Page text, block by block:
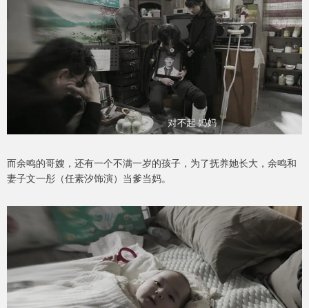
而余鸣的哥嫂，还有一个不满一岁的孩子，为了抚养她长大，余鸣和
妻子文一彤（任素汐饰演）当爹当妈。